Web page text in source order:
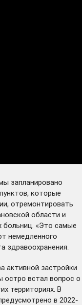
запланировано
которые
отремонтировать
области и
больниц. «Это самые
немедленного
здравоохранения.
активной застройки
остро встал вопрос о
территориях. В
в 2022-